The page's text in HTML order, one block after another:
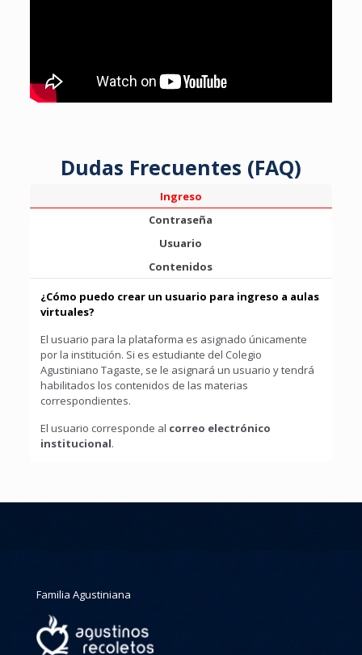
Dudas Frecuentes (FAQ)
Ingreso
Contraseña
Usuario
Contenidos
¿Cómo puedo crear un usuario para ingreso a aulas
virtuales?
El usuario para la plataforma es asignado únicamente
por la institución. Si es estudiante del Colegio
Agustiniano Tagaste, se le asignará un usuario y tendrá
habilitados los contenidos de las materias
correspondientes.
El usuario corresponde al correo electrónico
institucional.
Familia Agustiniana